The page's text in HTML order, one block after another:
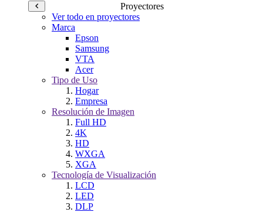
Proyectores
Ver todo en proyectores
Marca
Epson
Samsung
VTA
Acer
Tipo de Uso
Hogar
Empresa
Resolución de Imagen
Full HD
4K
HD
WXGA
XGA
Tecnología de Visualización
LCD
LED
DLP